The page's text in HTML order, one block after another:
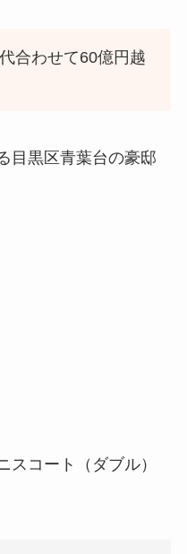
合わせて60億円越
目黒区青葉台の豪邸
スコート（ダブル）